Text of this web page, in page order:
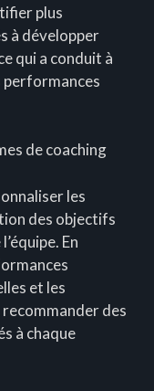
plus
à développer
qui a conduit à
de coaching
les
des objectifs
En
et les
des
à chaque